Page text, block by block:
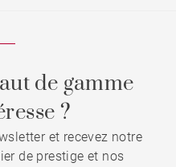
de gamme
?
et recevez notre
de prestige et nos